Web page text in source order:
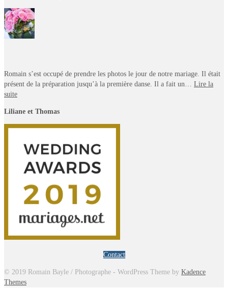
Romain s’est occupé de prendre les photos le jour de notre mariage. Il était
présent de la préparation jusqu’à la première danse. Il a fait un… Lire la
suite
Liliane et Thomas
Contact
© 2019 Romain Bayle / Photographe - WordPress Theme by Kadence
Themes